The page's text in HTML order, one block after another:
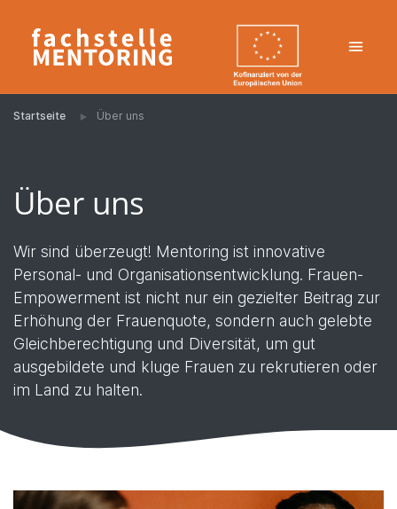
Startseite Über uns
Über uns
Wir sind überzeugt! Mentoring ist innovative
Personal- und Organisationsentwicklung. Frauen-
Empowerment ist nicht nur ein gezielter Beitrag zur
Erhöhung der Frauenquote, sondern auch gelebte
Gleichberechtigung und Diversität, um gut
ausgebildete und kluge Frauen zu rekrutieren oder
im Land zu halten.